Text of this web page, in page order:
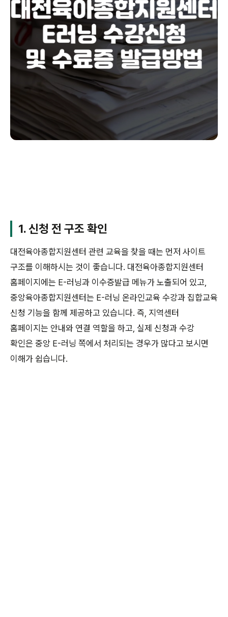
1. 신청 전 구조 확인
대전육아종합지원센터 관련 교육을 찾을 때는 먼저 사이트
구조를 이해하시는 것이 좋습니다. 대전육아종합지원센터
홈페이지에는 E-러닝과 이수증발급 메뉴가 노출되어 있고,
중앙육아종합지원센터는 E-러닝 온라인교육 수강과 집합교육
신청 기능을 함께 제공하고 있습니다. 즉, 지역센터
홈페이지는 안내와 연결 역할을 하고, 실제 신청과 수강
확인은 중앙 E-러닝 쪽에서 처리되는 경우가 많다고 보시면
이해가 쉽습니다.